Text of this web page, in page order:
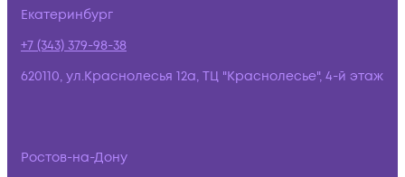
Екатеринбург
+7 (343) 379-98-38
620110, ул.Краснолесья 12а, ТЦ "Краснолесье", 4-й этаж
Ростов-на-Дону